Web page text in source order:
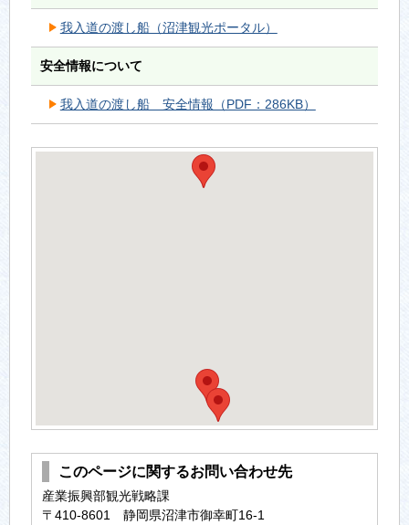
我入道の渡し船（沼津観光ポータル）
安全情報について
我入道の渡し船 安全情報（PDF：286KB）
このページに関するお問い合わせ先
産業振興部観光戦略課
〒410-8601 静岡県沼津市御幸町16-1